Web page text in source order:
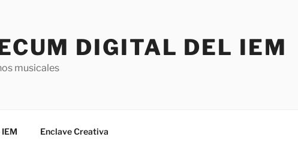
DIGITAL DEL IEM
musicales
Enclave Creativa